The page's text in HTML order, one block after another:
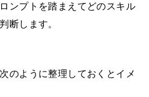
ンプトを踏まえてどのスキル
断します。
のように整理しておくとイメ